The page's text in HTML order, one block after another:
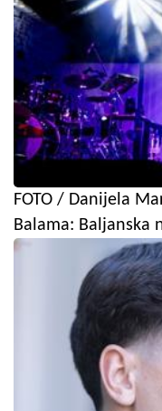
FOTO / Danijela
Balama: